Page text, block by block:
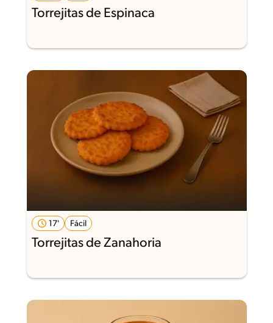
Torrejitas de Espinaca
17' Fácil
Torrejitas de Zanahoria